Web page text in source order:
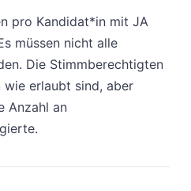
pro Kandidat*in mit JA
müssen nicht alle
Die Stimmberechtigten
wie erlaubt sind, aber
Anzahl an